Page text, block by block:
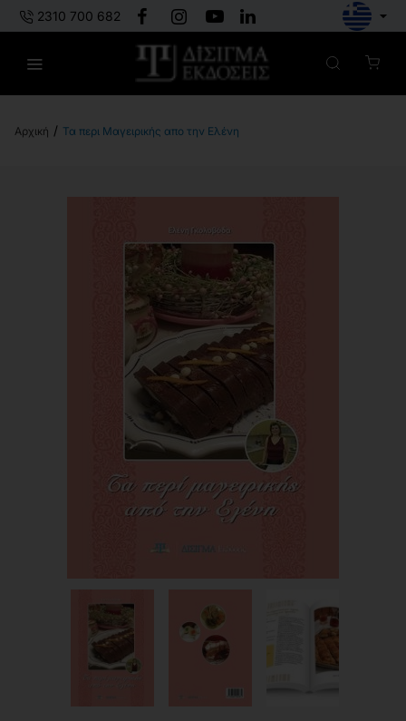
2310 700 682
Τα περι Μαγειρικής απο την Ελένη